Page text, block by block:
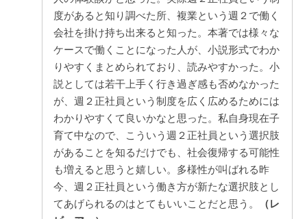
度があると知り調べた所、複業という週２で働く
会社を掛け持ち出来ると知った。本著では様々な
ケースで働くことになった人が、小説形式でわか
りやすくまとめられており、読みやすかった。小
説としては若干上手く行き過ぎ感も否めなかった
が、週２正社員という制度を広く広めるためには
わかりやすくて良いかなと思った。私自身現在子
育て中なので、こういう週２正社員という選択肢
があることを知るだけでも、社会復帰する可能性
も増えると思うと嬉しい。多様性が叫ばれる昨
今、週２正社員という働き方が新たな選択肢とし
てあげられるのはとてもいいことだと思う。
（レ